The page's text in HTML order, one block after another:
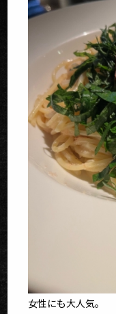
女性にも大人気。